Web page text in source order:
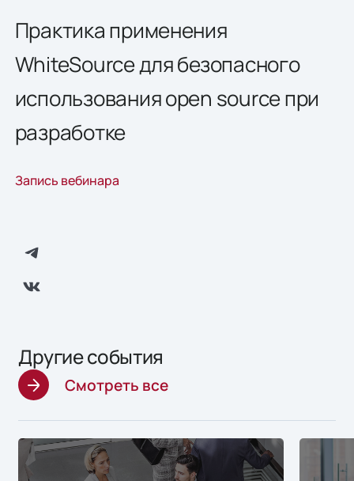
Практика применения
WhiteSource для безопасного
использования open source при
разработке
Запись вебинара
Другие события
Смотреть все